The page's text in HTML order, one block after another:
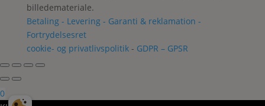
billedemateriale.
Betaling - Levering - Garanti & reklamation -
Fortrydelsesret
cookie- og privatlivspolitik- GDPR – GPSR
0